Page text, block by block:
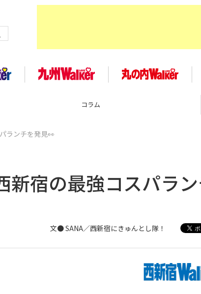
ランチを発見👀
新宿の最強コスパラ
文● SANA／西新宿にきゅんとし隊！